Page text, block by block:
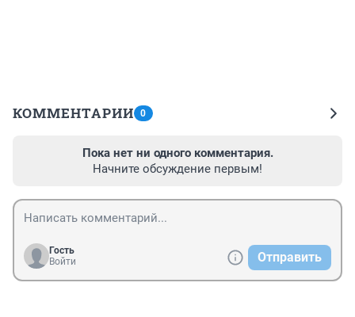
КОММЕНТАРИИ 0
Пока нет ни одного комментария.
Начните обсуждение первым!
Гость
Войти
Отправить